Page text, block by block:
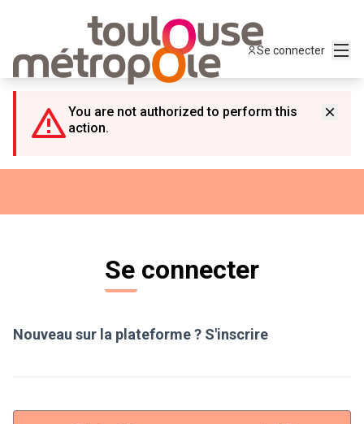
Se connecter
You are not authorized to perform this
action.
Se connecter
Nouveau sur la plateforme ? S'inscrire